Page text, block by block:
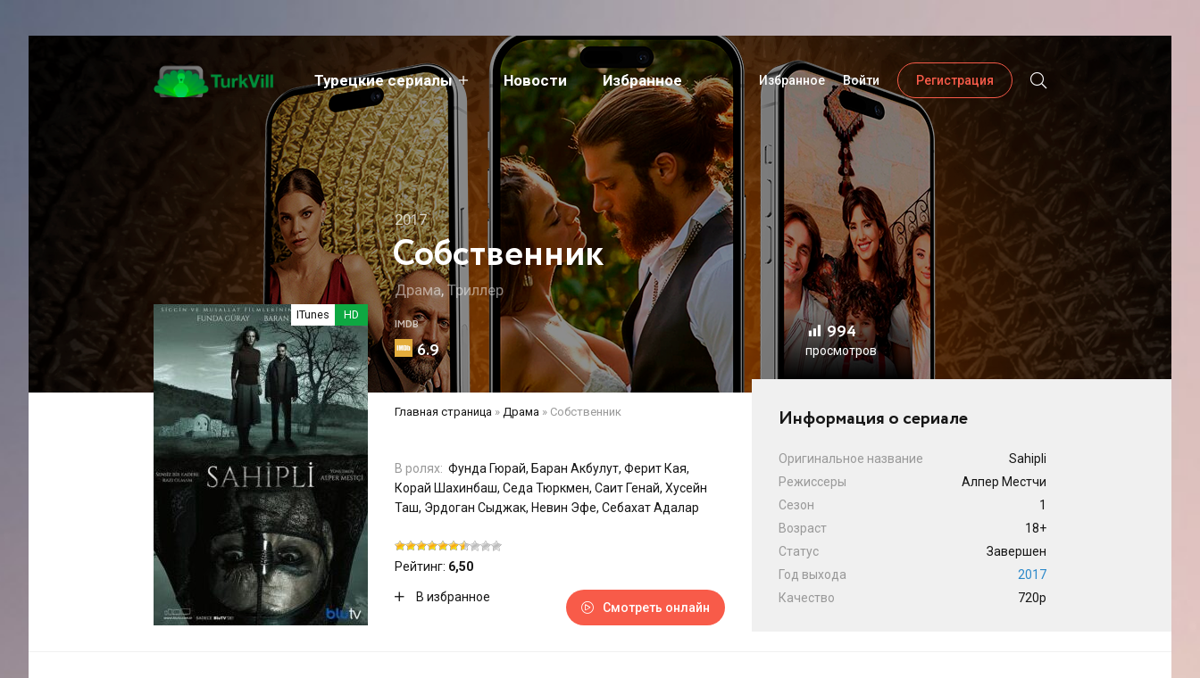
Турецкие сериалы Новости Избранное Избранное Войти Регистрация
Собственник
ITunes HD
2017
Драма,Триллер
IMDB
6.9
Главная страница » Драма » Собственник
В ролях: Фунда Гюрай, Баран Акбулут, Ферит Кая,
Корай Шахинбаш, Седа Тюркмен, Саит Генай, Хусейн
Таш, Эрдоган Сыджак, Невин Эфе, Себахат Адалар
Рейтинг: 6,50
В избранное
Смотреть онлайн
994
просмотров
Информация о сериале
Оригинальное название
Sahipli
Режиссеры
Алпер Местчи
Сезон
1
Возраст
18+
Статус
Завершен
Год выхода
2017
Качество
720p
Семейный Фантастика